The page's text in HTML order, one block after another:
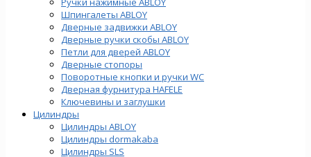
Шпингалеты ABLOY
Дверные задвижки ABLOY
Дверные ручки скобы ABLOY
Петли для дверей ABLOY
Дверные стопоры
Поворотные кнопки и ручки WC
Дверная фурнитура HAFELE
Ключевины и заглушки
Цилиндры
Цилиндры ABLOY
Цилиндры dormakaba
Цилиндры SLS